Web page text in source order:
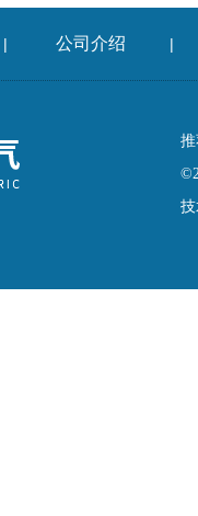
| 公司介绍 |